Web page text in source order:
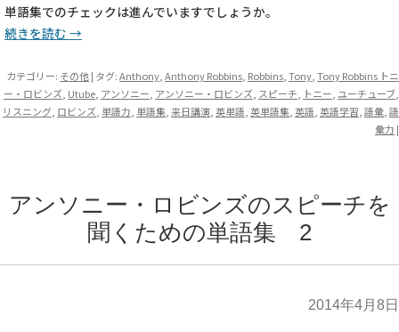
単語集でのチェックは進んでいますでしょうか。
続きを読む →
カテゴリー: その他 | タグ:Anthony Anthony Robbins Robbins Tony Tony Robbins トニ
ー・ロビンズ Utube アンソニー アンソニー・ロビンズ スピーチ トニー ユーチューブ
リスニング ロビンズ 単語力 単語集 来日講演 英単語 英単語集 英語 英語学習 語彙 語
彙力 |
アンソニー・ロビンズのスピーチを
聞くための単語集 2
2014年4月8日